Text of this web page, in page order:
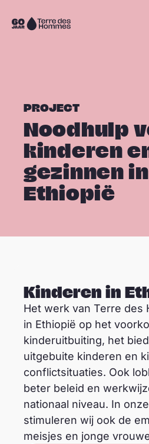
Sla navigatie over
Naar
PROJECT
Noodhulp
kinderen
gezinnen in
Ethiopië
Kinderen in
Het werk van Terre des
in Ethiopië op het
kinderuitbuiting, het
uitgebuite kinderen en
conflictsituaties. Ook
beter beleid en
nationaal niveau. In
stimuleren wij ook de
meisjes en jonge